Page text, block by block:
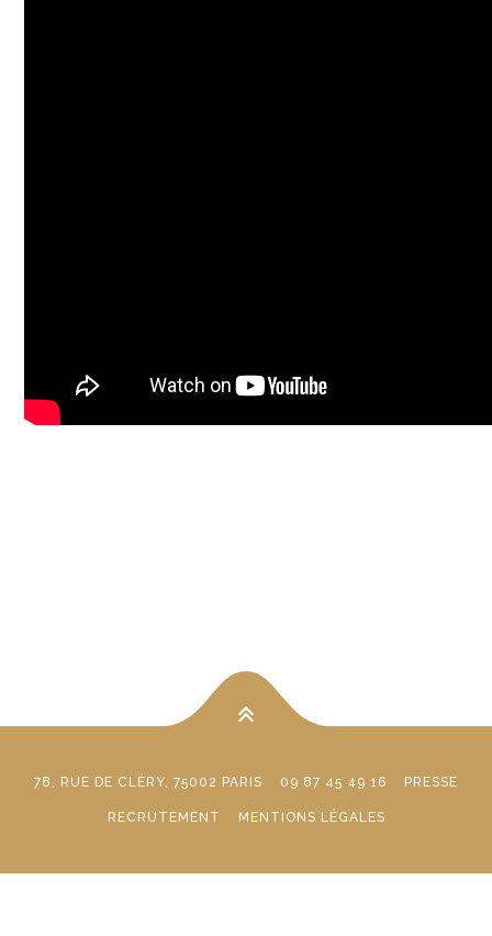
78, RUE DE CLÉRY, 75002 PARIS 09 87 45 49 16 PRESSE
RECRUTEMENT MENTIONS LÉGALES